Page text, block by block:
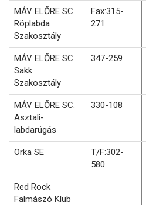
MÁV ELŐRE SC.
Röplabda
Szakosztály
Fax:315-
271
MÁV ELŐRE SC.
Sakk
Szakosztály
347-259
MÁV ELŐRE SC.
Asztali-
labdarúgás
330-108
Orka SE
T/F:302-
580
Red Rock
Falmászó Klub